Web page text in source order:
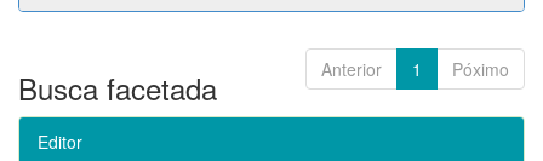
Anterior 1 Póximo
Busca facetada
Editor